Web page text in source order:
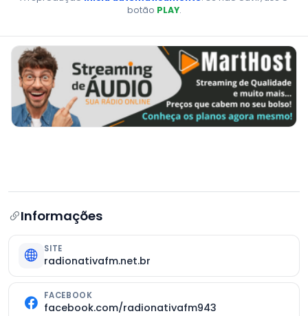
botão PLAY.
Informações
SITE
radionativafm.net.br
FACEBOOK
facebook.com/radionativafm943